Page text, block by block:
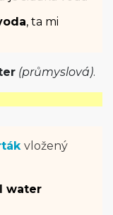
, ta mi
(průmyslová).
vložený
water